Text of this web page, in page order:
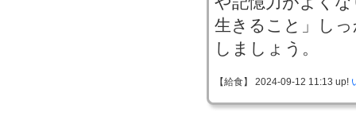
生きること」し
しましょう。
【給食】 2024-09-12 11:13 up!